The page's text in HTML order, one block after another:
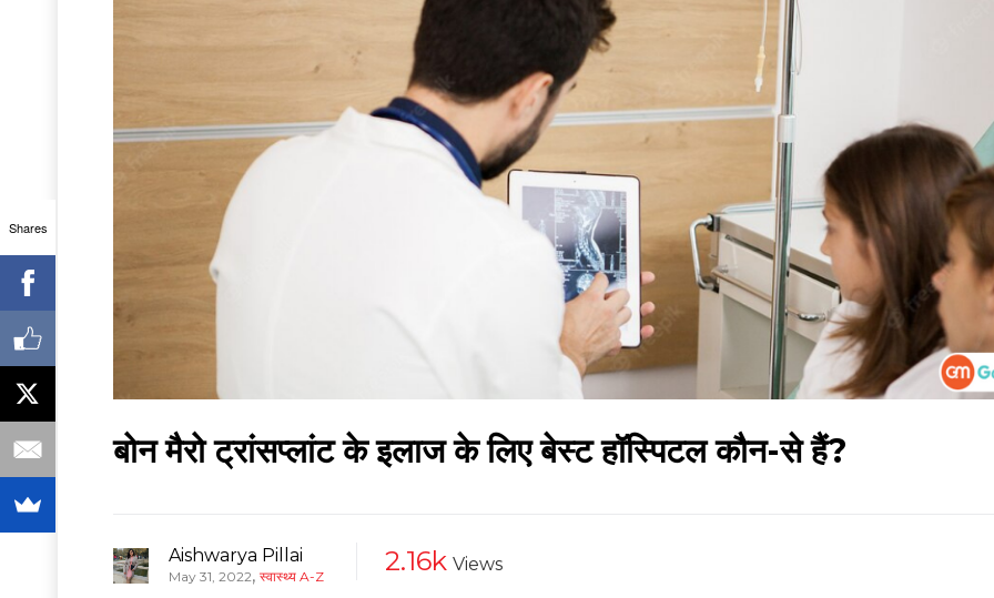
बोन मैरो ट्रांसप्लांट के इलाज के लिए बेस्ट हॉस्पिटल कौन-से हैं?
Aishwarya Pillai
May 31, 2022, स्वास्थ्य A-Z 2.16k Views
Shares
SUBSCRIBE NOW
हेल्थकेयर कम्युनिटी को
ज्वाइन करें
निचे बॉक्स में अपना ईमेल एंटर करें
स्वास्थ्य संबंधी जानकारी सबसे पहले